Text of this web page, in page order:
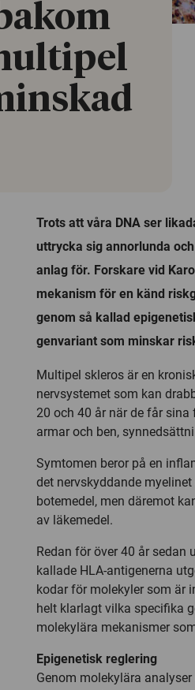
Trots att våra DNA ser
uttrycka sig annorlunda
anlag för. Forskare vid
mekanism för en känd
genom så kallad
genvariant som minskar
Multipel skleros är en
nervsystemet som kan
20 och 40 år när de får
armar och ben,
Symtomen beror på en
det nervskyddande
botemedel, men däremot
av läkemedel.
Redan för över 40 år sedan
kallade HLA-antigenerna
kodar för molekyler som är
helt klarlagt vilka specifika
molekylära mekanismer
Epigenetisk reglering
Genom molekylära